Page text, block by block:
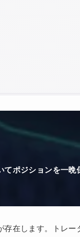
ポジションを一晩
在します。トレ